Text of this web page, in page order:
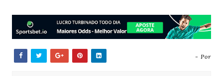
- Por